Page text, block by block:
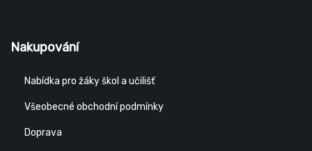
Nakupování
Nabídka pro žáky škol a učilišť
Všeobecné obchodní podmínky
Doprava